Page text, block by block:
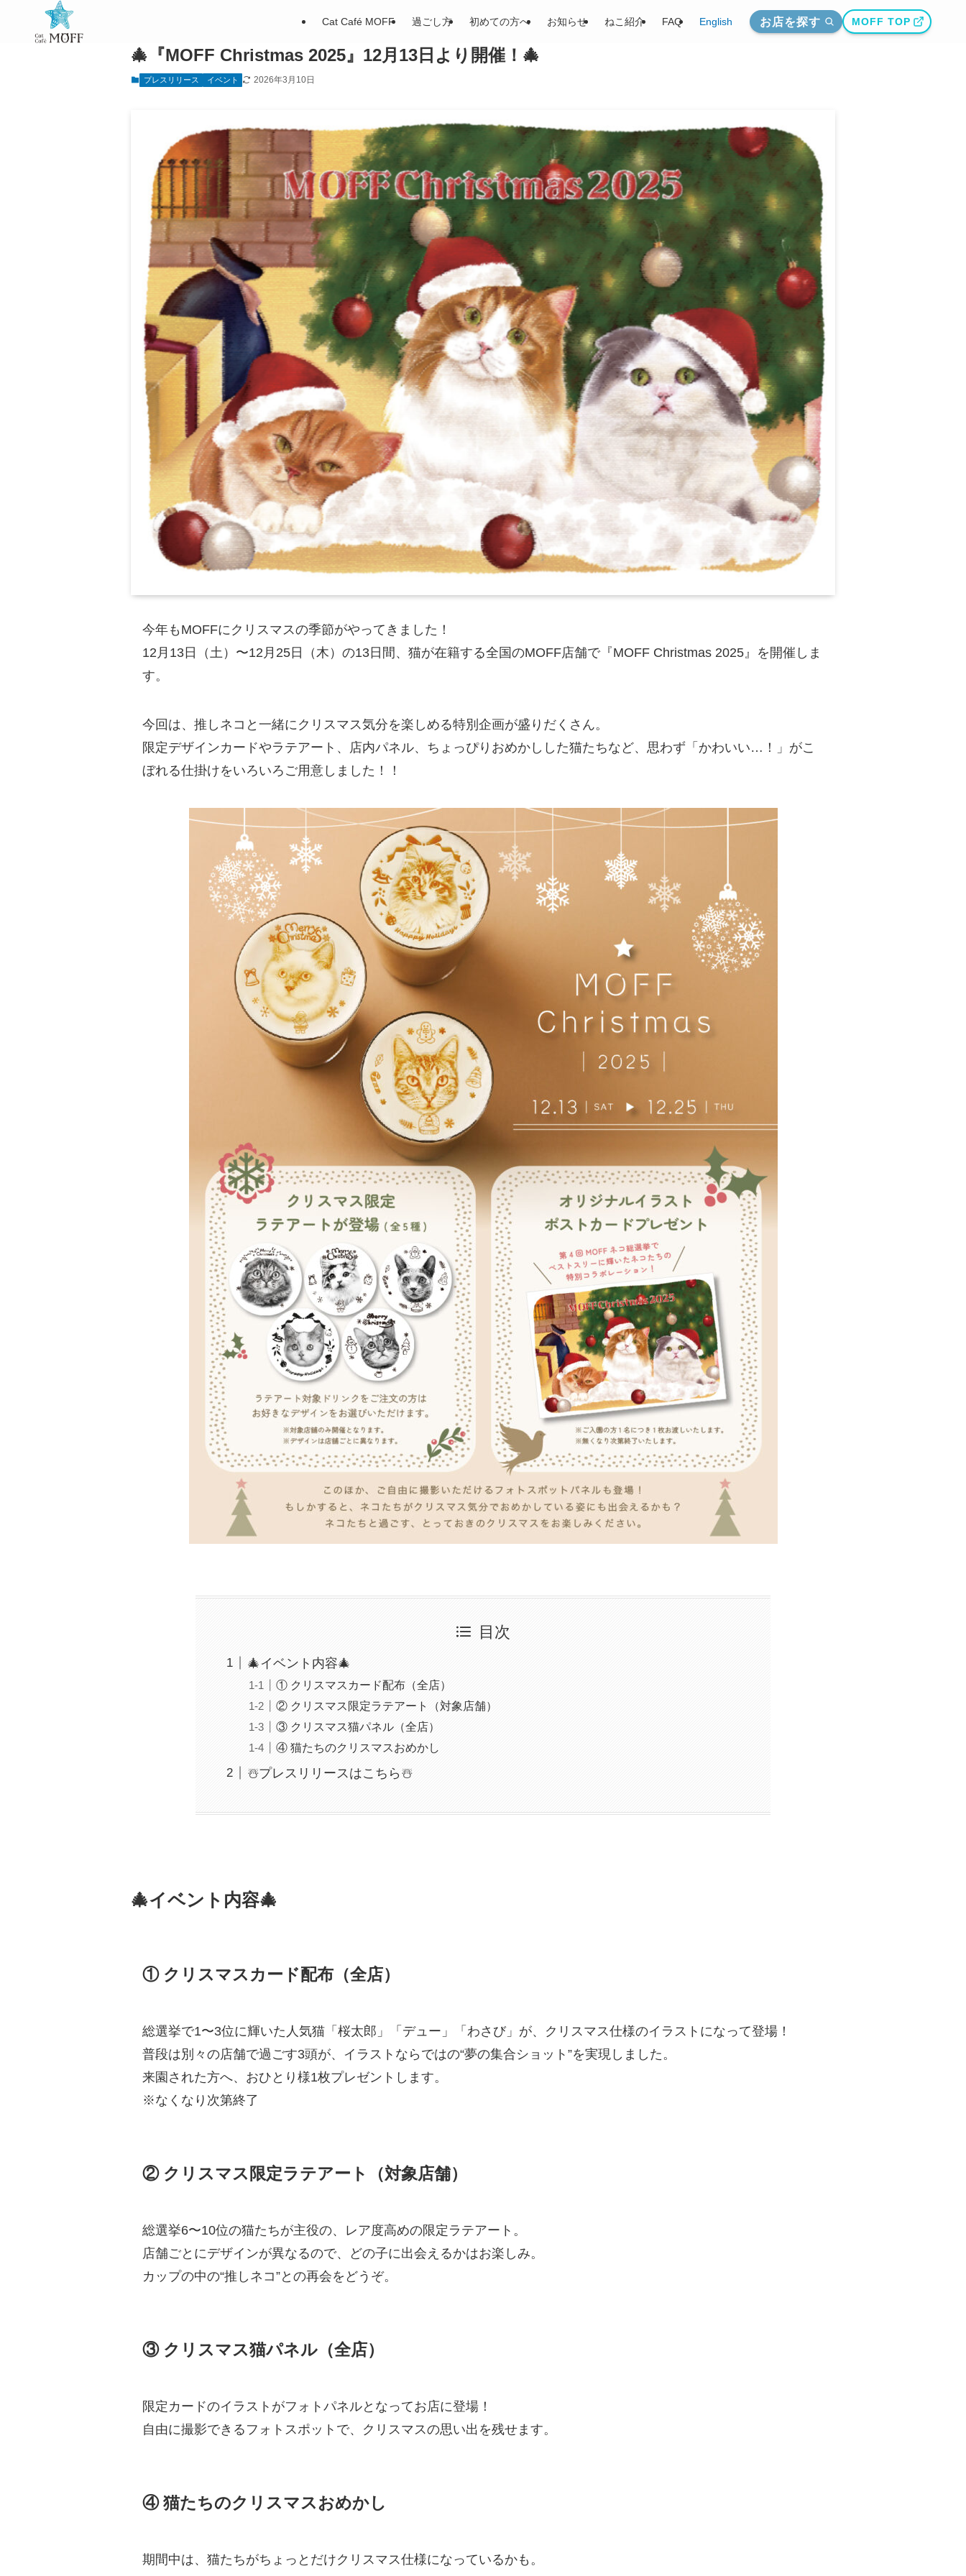
Cat Café MOFF 過ごし方 初めての方へ お知らせ ねこ紹介 FAQ English お店を探す MOFF TOP
🎄『MOFF Christmas 2025』12月13日より開催！🎄
プレスリリース イベント 2026年3月10日
今年もMOFFにクリスマスの季節がやってきました！
12月13日（土）〜12月25日（木）の13日間、猫が在籍する全国のMOFF店舗で『MOFF Christmas 2025』を開催しま
す。
今回は、推しネコと一緒にクリスマス気分を楽しめる特別企画が盛りだくさん。
限定デザインカードやラテアート、店内パネル、ちょっぴりおめかしした猫たちなど、思わず「かわいい…！」がこ
ぼれる仕掛けをいろいろご用意しました！！
目次
🎄イベント内容🎄
① クリスマスカード配布（全店）
② クリスマス限定ラテアート（対象店舗）
③ クリスマス猫パネル（全店）
④ 猫たちのクリスマスおめかし
☃️プレスリリースはこちら☃️
🎄イベント内容🎄
① クリスマスカード配布（全店）
総選挙で1〜3位に輝いた人気猫「桜太郎」「デュー」「わさび」が、クリスマス仕様のイラストになって登場！
普段は別々の店舗で過ごす3頭が、イラストならではの“夢の集合ショット”を実現しました。
来園された方へ、おひとり様1枚プレゼントします。
※なくなり次第終了
② クリスマス限定ラテアート（対象店舗）
総選挙6〜10位の猫たちが主役の、レア度高めの限定ラテアート。
店舗ごとにデザインが異なるので、どの子に出会えるかはお楽しみ。
カップの中の“推しネコ”との再会をどうぞ。
③ クリスマス猫パネル（全店）
限定カードのイラストがフォトパネルとなってお店に登場！
自由に撮影できるフォトスポットで、クリスマスの思い出を残せます。
④ 猫たちのクリスマスおめかし
期間中は、猫たちがちょっとだけクリスマス仕様になっているかも。